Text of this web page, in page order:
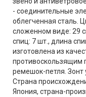
- соединительные
облегченная сталь.
сложенном виде: 29
спиц: 7 шт., длина
изготовлена из
противоскользящим
ремешок-петля. Зонт
Страна
Япония, страна-